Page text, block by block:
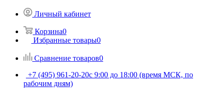
Личный кабинет
Корзина0
Избранные товары0
Сравнение товаров0
+7 (495) 961-20-20с 9:00 до 18:00 (время МСК, по
рабочим дням)